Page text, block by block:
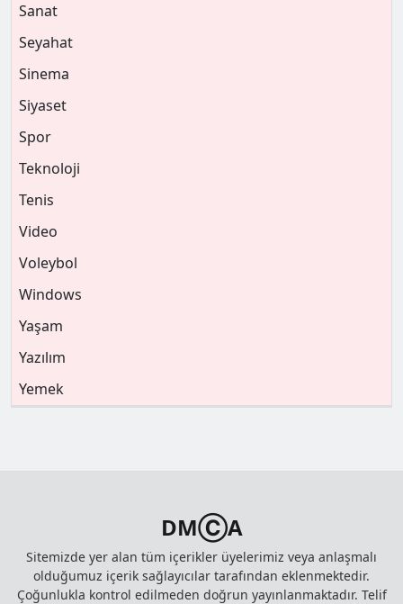
Sanat
Seyahat
Sinema
Siyaset
Spor
Teknoloji
Tenis
Video
Voleybol
Windows
Yaşam
Yazılım
Yemek
DMⒸA
Sitemizde yer alan tüm içerikler üyelerimiz veya anlaşmalı
olduğumuz içerik sağlayıcılar tarafından eklenmektedir.
Çoğunlukla kontrol edilmeden doğrun yayınlanmaktadır. Telif